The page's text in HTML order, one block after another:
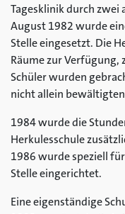
Tagesklinik durch
August 1982 wurde
Stelle eingesetzt. Die
Räume zur
Schüler wurden
nicht allein
1984 wurde die
Herkulesschule
1986 wurde speziell
Stelle eingerichtet.
Eine eigenständige